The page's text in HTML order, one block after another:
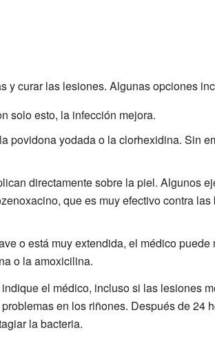
y curar las lesiones. Algunas opciones
solo esto, la infección mejora.
povidona yodada o la clorhexidina. Sin
directamente sobre la piel. Algunos
que es muy efectivo contra
o está muy extendida, el médico puede
o la amoxicilina.
el médico, incluso si las lesiones
en los riñones. Después de 24
la bacteria.